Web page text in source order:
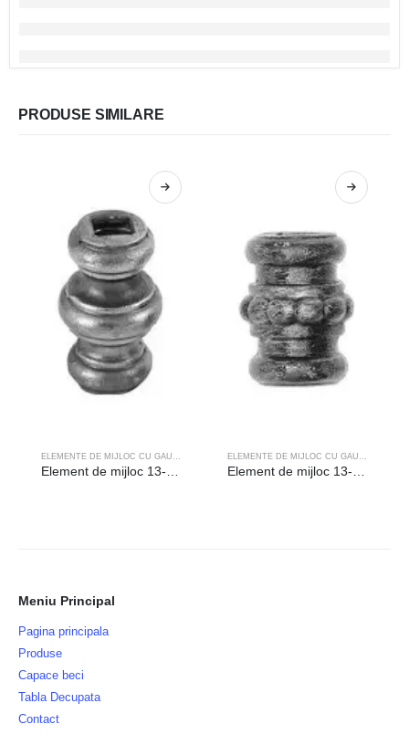
PRODUSE SIMILARE
ELEMENTE DE MIJLOC CU GAURA
Element de mijloc 13-102 Fonta – gaura (mm):◻12.5
ELEMENTE DE MIJLOC CU GAURA
Element de mijloc 13-100 Fonta – gaura (mm):◻14.5
Meniu Principal
Pagina principala
Produse
Capace beci
Tabla Decupata
Contact